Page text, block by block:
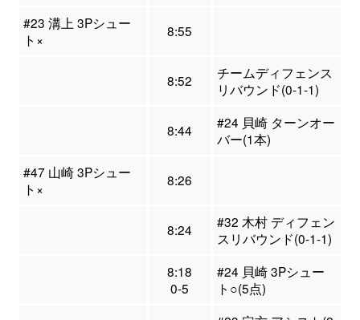
#23 溝上 3Pシュー
ト×
8:55
8:52
チームディフェンス
リバウンド(0-1-1)
8:44
#24 貝崎 ターンオー
バー(1本)
#47 山崎 3Pシュー
ト×
8:26
8:24
#32 木村 ディフェン
スリバウンド(0-1-1)
8:18
0-5
#24 貝崎 3Pシュー
ト○(5点)